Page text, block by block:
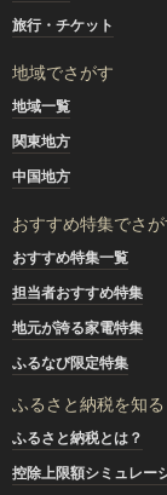
旅行・チケット
地域でさがす
地域一覧
関東地方
中国地方
おすすめ特集でさが
おすすめ特集一覧
担当者おすすめ特集
地元が誇る家電特集
ふるなび限定特集
ふるさと納税を知る
ふるさと納税とは？
控除上限額シミュレー